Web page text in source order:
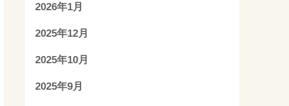
2026年1月
2025年12月
2025年10月
2025年9月